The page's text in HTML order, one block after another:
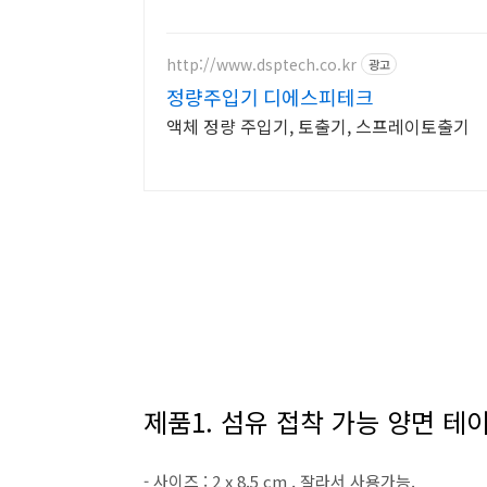
http://www.dsptech.co.kr 광고
정량주입기 디에스피테크
액체 정량 주입기, 토출기, 스프레이토출기
제품1. 섬유 접착 가능 양면 테
- 사이즈 : 2 x 8.5 cm , 잘라서 사용가능.